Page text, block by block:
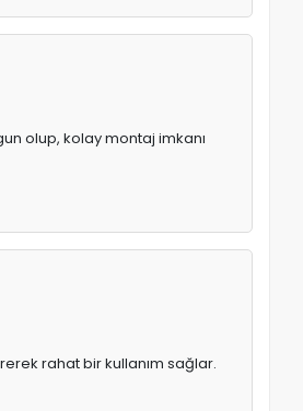
olup, kolay montaj imkanı
rahat bir kullanım sağlar.